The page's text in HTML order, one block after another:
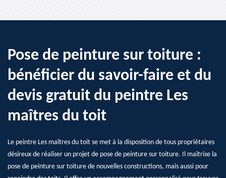
Pose de peinture sur toiture :
bénéficier du savoir-faire et du
devis gratuit du peintre Les
maîtres du toit
Le peintre Les maîtres du toit se met à la disposition de tous propriétaires
désireux de réaliser un projet de pose de peinture sur toiture. Il maîtrise la
pose de peinture sur toiture de nouvelles constructions, mais aussi pour